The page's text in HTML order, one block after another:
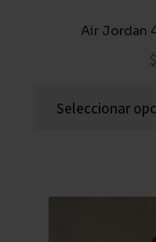
Air Jordan
$
Seleccionar